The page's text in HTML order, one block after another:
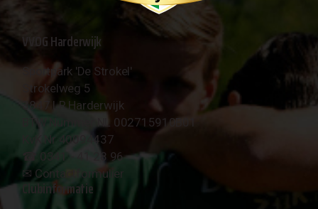
VVOG Harderwijk
Sportpark 'De Strokel'
Strokelweg 5
3847 LR Harderwijk
BTW Nummer NL 002715910B01
KvK Nr 40094437
☎︎ 0341 - 41 28 96
✉︎ Contactformulier
Clubinformatie